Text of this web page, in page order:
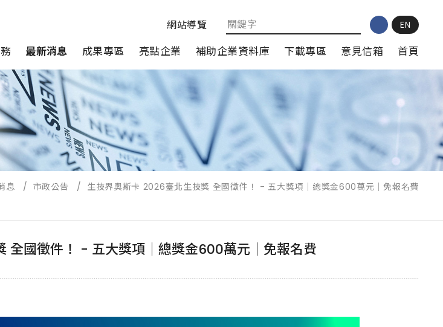
網站導覽 EN
最新消息 成果專區 亮點企業 補助企業資料庫 下載專區 意見信箱 首頁
息 / 市政公告 / 生技界奧斯卡 2026臺北生技獎 全國徵件！ - 五大獎項｜總獎金600萬元｜免報名費
全國徵件！ - 五大獎項｜總獎金600萬元｜免報名費